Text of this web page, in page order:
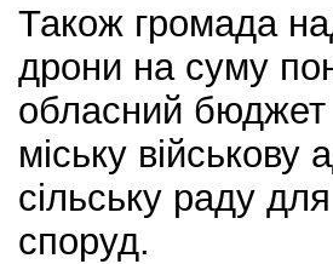
Також громада
дрони на суму
обласний
міську військову
сільську раду
споруд.